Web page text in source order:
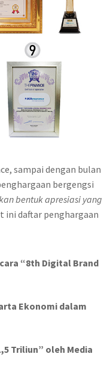
sampai dengan bulan
bergengsi
bentuk apresiasi yang
ini daftar penghargaan
“8th Digital Brand
Ekonomi dalam
Triliun” oleh Media